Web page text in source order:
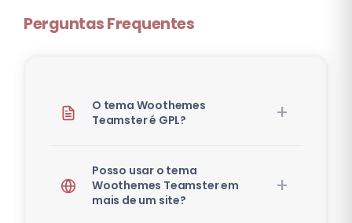
Perguntas Frequentes
O tema Woothemes
Teamster é GPL?
Posso usar o tema
Woothemes Teamster em
mais de um site?